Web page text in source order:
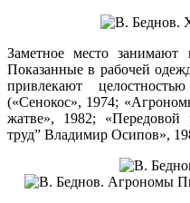
Заметное место занимают
Показанные в рабочей
привлекают
(«Сенокос», 1974;
жатве», 1982; «Передовой
труд” Владимир Осипов»,